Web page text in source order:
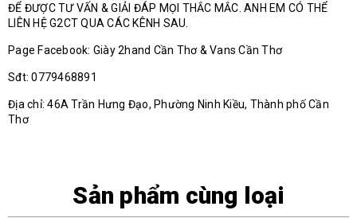
ĐỂ ĐƯỢC TƯ VẤN & GIẢI ĐÁP MỌI THẮC MẮC. ANH EM CÓ THỂ
LIÊN HỆ G2CT QUA CÁC KÊNH SAU.
Page Facebook: Giày 2hand Cần Thơ & Vans Cần Thơ
Sđt: 0779468891
Địa chỉ: 46A Trần Hưng Đạo, Phường Ninh Kiều, Thành phố Cần
Thơ
Sản phẩm cùng loại